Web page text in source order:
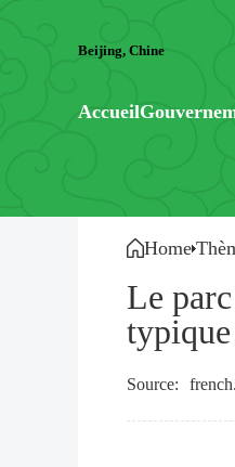
Beijing, Chine
Accueil
Home
Le